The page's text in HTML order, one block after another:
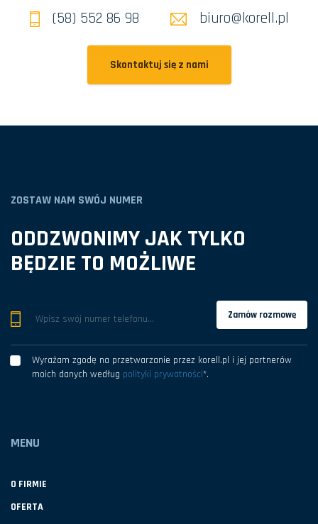
(58) 552 86 98 biuro@korell.pl
Skontaktuj się z nami
ZOSTAW NAM SWÓJ NUMER
ODDZWONIMY JAK TYLKO
BĘDZIE TO MOŻLIWE
Zamów rozmowę
Wyrażam zgodę na przetwarzanie przez korell.pl i jej partnerów
moich danych według polityki prywatności*.
MENU
O FIRMIE
OFERTA